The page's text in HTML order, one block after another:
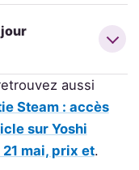
aussi
Steam : accès
sur Yoshi
mai, prix et.